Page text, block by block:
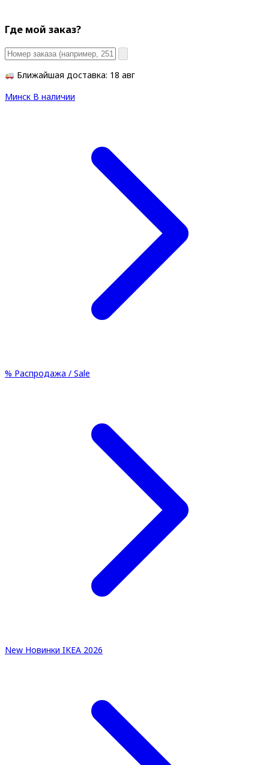
Где мой заказ?
Ближайшая доставка: 18 авг
Минск В наличии
% Распродажа / Sale
New Новинки IKEA 2026